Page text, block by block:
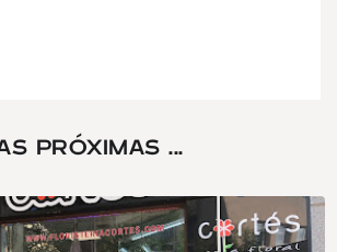
PRÓXIMAS ...